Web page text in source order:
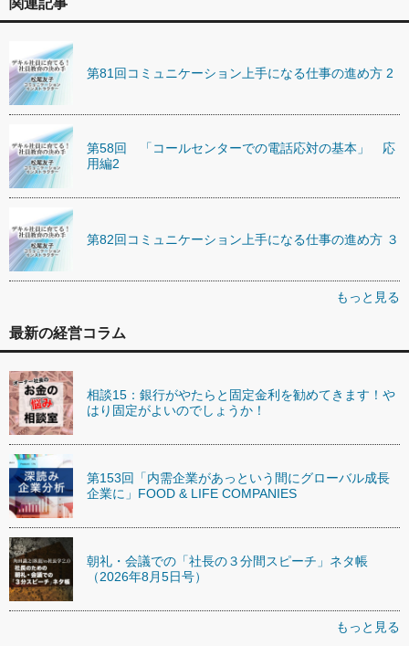
関連記事
第81回コミュニケーション上手になる仕事の進め方 2
第58回 「コールセンターでの電話応対の基本」 応
用編2
第82回コミュニケーション上手になる仕事の進め方 ３
もっと見る
最新の経営コラム
相談15：銀行がやたらと固定金利を勧めてきます！や
はり固定がよいのでしょうか！
第153回「内需企業があっという間にグローバル成長
企業に」FOOD & LIFE COMPANIES
朝礼・会議での「社長の３分間スピーチ」ネタ帳
（2026年8月5日号）
もっと見る